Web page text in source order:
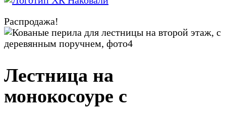
Распродажа!
Zoom
Лестница на
монокосоуре с